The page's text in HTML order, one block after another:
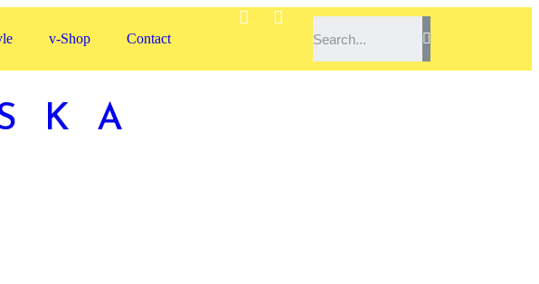
v-Shop Contact